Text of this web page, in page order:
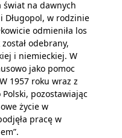
świat na dawnych
Długopol, w rodzinie
odmieniła los
odebrany,
i niemieckiej. W
jako pomoc
1957 roku wraz z
pozostawiając
życie w
pracę w